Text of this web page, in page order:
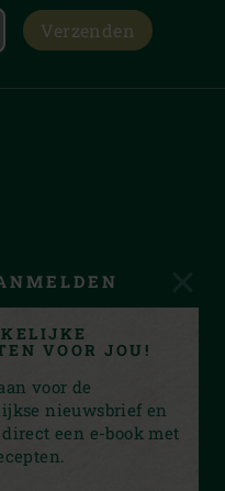
Verzenden
VOOR JOU!
voor de
nieuwsbrief en
een e-book met